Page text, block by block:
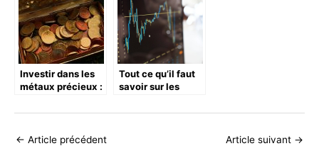
Investir dans les
métaux précieux :
mauvaise idée ?
Tout ce qu’il faut
savoir sur les
?
← Article précédent Article suivant →